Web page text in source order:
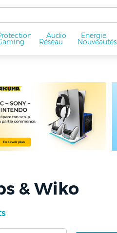
Audio Energie
Réseau Nouveautés
& Wiko